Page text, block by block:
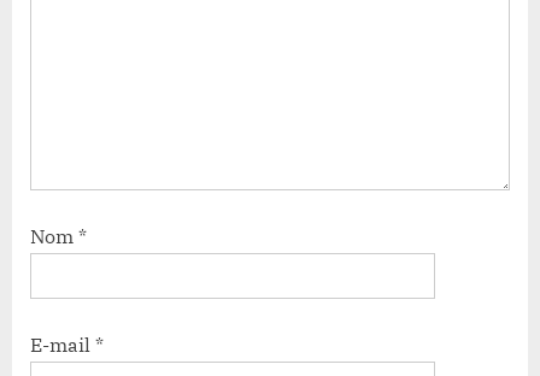
Nom *
E-mail *